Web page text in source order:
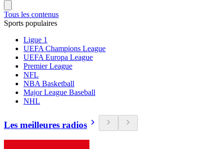
Tous les contenus
Sports populaires
Ligue 1
UEFA Champions League
UEFA Europa League
Premier League
NFL
NBA Basketball
Major League Baseball
NHL
Les meilleures radios